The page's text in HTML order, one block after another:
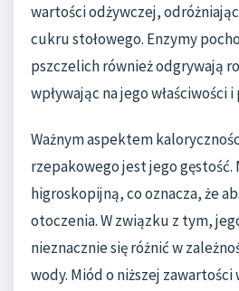
wartości odżywczej,
cukru stołowego. Enzymy
pszczelich również odgrywają
wpływając na jego właściwości
Ważnym aspektem
rzepakowego jest jego
higroskopijną, co oznacza, że
otoczenia. W związku z tym,
nieznacznie się różnić w
wody. Miód o niższej zawartości